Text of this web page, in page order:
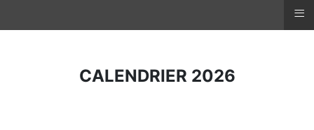
≡
CALENDRIER 2026